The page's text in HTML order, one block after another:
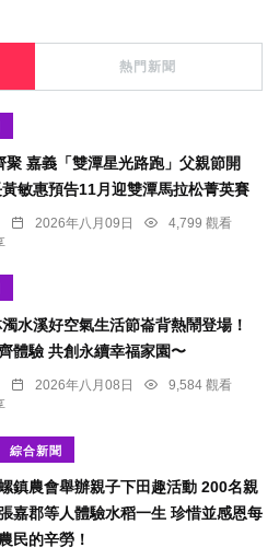
熱門新聞
聚 嘉義「雙潭星光路跑」父親節開
敏惠預告11月迎雙潭馬拉松菁英賽
2026年八月09日
4,799 觀看
水溪好空氣生活節崙背熱鬧登場！
體驗 共創永續幸福家園〜
2026年八月08日
9,584 觀看
綜合新聞
鎮農會舉辦親子下田趣活動 200名親
嘉郡等人體驗水稻一生 珍惜並感恩每
民的辛勞！